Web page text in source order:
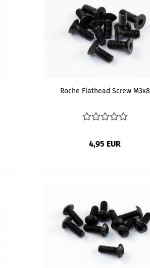
Roche Flathead Screw M3x8
4,95 EUR